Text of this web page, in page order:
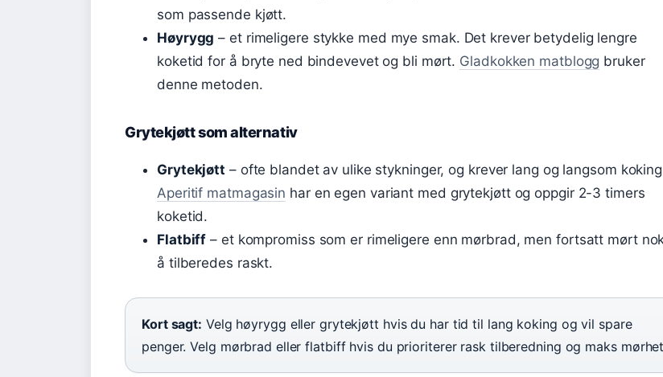
som passende kjøtt.
Høyrygg – et rimeligere stykke med mye smak. Det krever betydelig lengre
koketid for å bryte ned bindevevet og bli mørt. Gladkokken matblogg bruker
denne metoden.
Grytekjøtt som alternativ
Grytekjøtt – ofte blandet av ulike stykninger, og krever lang og langsom
Aperitif matmagasin har en egen variant med grytekjøtt og oppgir 2-3 timers
koketid.
Flatbiff – et kompromiss som er rimeligere enn mørbrad, men fortsatt mørt
å tilberedes raskt.
Kort sagt: Velg høyrygg eller grytekjøtt hvis du har tid til lang koking og vil spare
penger. Velg mørbrad eller flatbiff hvis du prioriterer rask tilberedning og maks